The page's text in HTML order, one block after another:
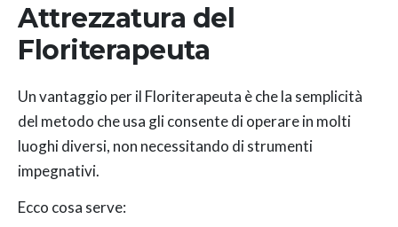
Attrezzatura del
Floriterapeuta
Un vantaggio per il Floriterapeuta è che la semplicità
del metodo che usa gli consente di operare in molti
luoghi diversi, non necessitando di strumenti
impegnativi.
Ecco cosa serve: